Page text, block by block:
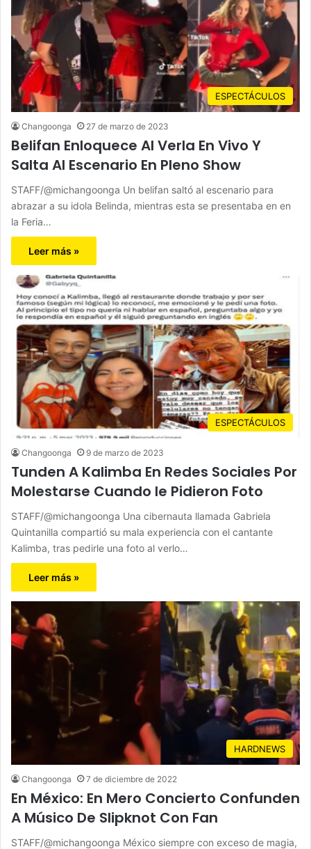
ESPECTÁCULOS
Changoonga 27 de marzo de 2023
Belifan Enloquece Al Verla En Vivo Y
Salta Al Escenario En Pleno Show
STAFF/@michangoonga Un belifan saltó al escenario para
abrazar a su idola Belinda, mientras esta se presentaba en en
la Feria…
Leer más »
ESPECTÁCULOS
Changoonga 9 de marzo de 2023
Tunden A Kalimba En Redes Sociales Por
Molestarse Cuando le Pidieron Foto
STAFF/@michangoonga Una cibernauta llamada Gabriela
Quintanilla compartió su mala experiencia con el cantante
Kalimba, tras pedirle una foto al verlo…
Leer más »
HARDNEWS
Changoonga 7 de diciembre de 2022
En México: En Mero Concierto Confunden
A Músico De Slipknot Con Fan
STAFF/@michangoonga México siempre con exceso de magia,